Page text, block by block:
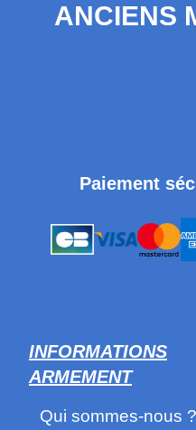
ANCIENS
Paiement
INFORMATIONS
ARMEMENT
Qui sommes-nous ?